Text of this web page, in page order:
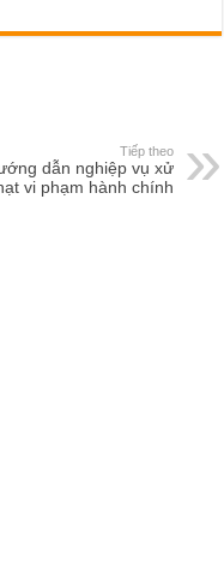
Tiếp theo
dẫn nghiệp vụ xử
vi phạm hành chính